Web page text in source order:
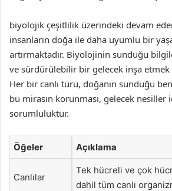
biyolojik çeşitlilik üzerindeki devam
insanların doğa ile daha uyumlu bir
artırmaktadır. Biyolojinin sunduğu
ve sürdürülebilir bir gelecek inşa etmek
Her bir canlı türü, doğanın sunduğu
bu mirasın korunması, gelecek nesiller
sorumluluktur.
Öğeler Açıklama
Canlılar
Tek hücreli ve çok
dahil tüm canlı